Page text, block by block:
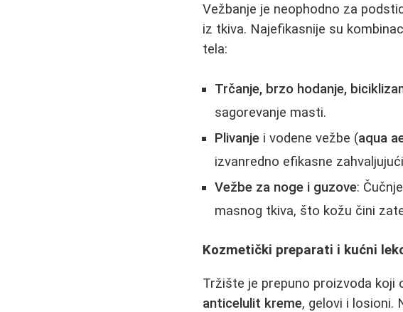
Vežbanje je neophodno za
iz tkiva. Najefikasnije su
tela:
Trčanje, brzo hodanje,
sagorevanje masti.
Plivanje i vodene vežbe (aqua
izvanredno efikasne
Vežbe za noge i guzove:
masnog tkiva, što kožu čini
Kozmetički preparati i kućni
Tržište je prepuno proizvoda koji
anticelulit kreme, gelovi i losioni.